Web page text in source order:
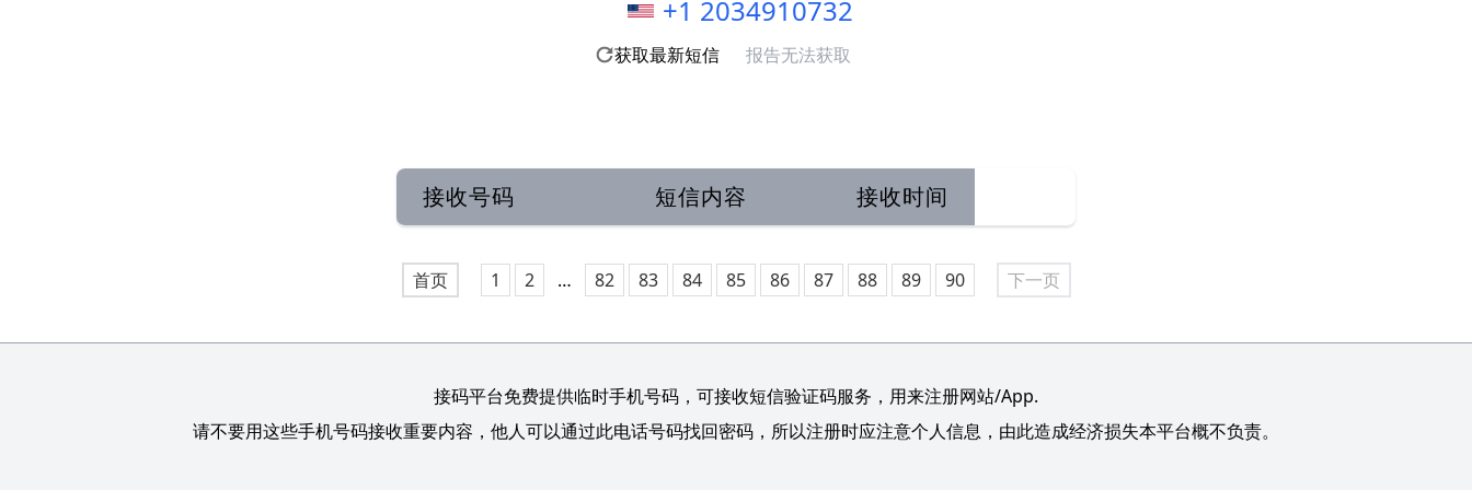
+1 2034910732
获取最新短信 报告无法获取
接收号码 短信内容 接收时间
首页 1 2 … 82 83 84 85 86 87 88 89 90 下一页
接码平台免费提供临时手机号码，可接收短信验证码服务，用来注册网站/App.
请不要用这些手机号码接收重要内容，他人可以通过此电话号码找回密码，所以注册时应注意个人信息，由此造成经济损失本平台概不负责。